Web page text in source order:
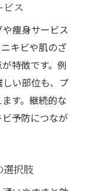
ス
痩身サービス
キビや肌のざ
特徴です。例
い部位も、プ
す。継続的な
予防につなが
選択肢